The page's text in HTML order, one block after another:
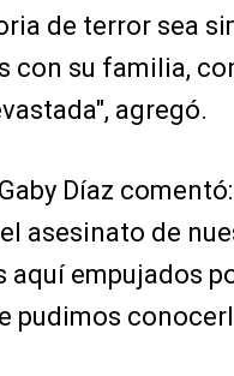
de terror sea
con su familia,
agregó.
Díaz
asesinato de
aquí empujados
pudimos